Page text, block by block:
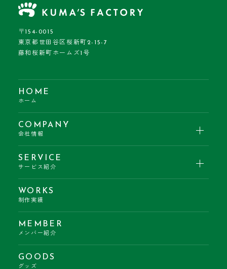
〒154-0015
東京都世田谷区桜新町2-15-7
藤和桜新町ホームズ1号
HOME
ホーム
COMPANY
会社情報
SERVICE
サービス紹介
WORKS
制作実績
MEMBER
メンバー紹介
GOODS
グッズ